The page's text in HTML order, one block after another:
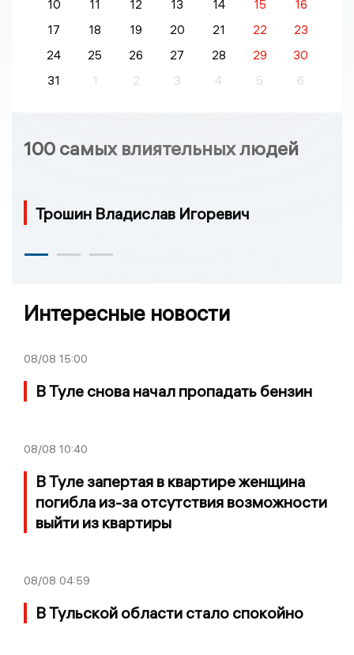
10 11 12 13 14 15
16
17
18 19 20 21 22
23
24
25 26 27 28 29
30
31
1 2 3 4 5 6
100 самых влиятельных людей
Трошин Владислав Игоревич
Интересные новости
08/08 15:00
В Туле снова начал пропадать бензин
08/08 10:40
В Туле запертая в квартире женщина
погибла из-за отсутствия возможности
выйти из квартиры
08/08 04:59
В Тульской области стало спокойно